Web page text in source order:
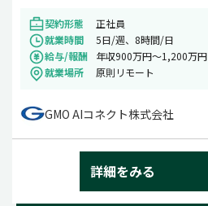
契約形態
正社員
就業時間
5日/週、8時間/日
給与/報酬
年収900万円～1,200万円
就業場所
原則リモート
GMO AIコネクト株式会社
詳細をみる